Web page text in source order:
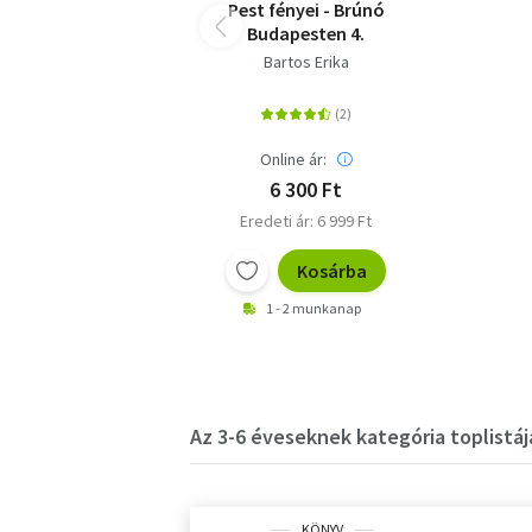
Pest fényei - Brúnó
Budapesten 4.
Bartos Erika
Online ár:
6 300 Ft
Eredeti ár: 6 999 Ft
Kosárba
1 - 2 munkanap
Az 3-6 éveseknek kategória